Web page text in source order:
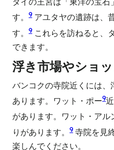
す。
9 アユタヤの遺跡は、
す。
9 これらを訪ねると、
できます。
浮き市場やショ
バンコクの寺院近くには
あります。ワット・ポー9
があります。ワット・アル
りがあります。
9 寺院を見
楽しんでください。